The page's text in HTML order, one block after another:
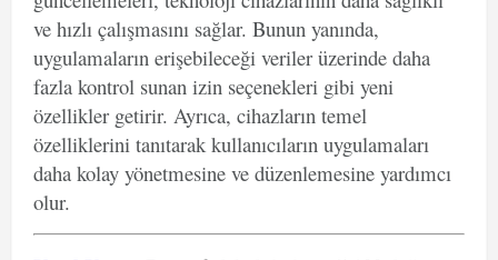
ve hızlı çalışmasını sağlar. Bunun yanında,
uygulamaların erişebileceği veriler üzerinde daha
fazla kontrol sunan izin seçenekleri gibi yeni
özellikler getirir. Ayrıca, cihazların temel
özelliklerini tanıtarak kullanıcıların uygulamaları
daha kolay yönetmesine ve düzenlemesine yardımcı
olur.